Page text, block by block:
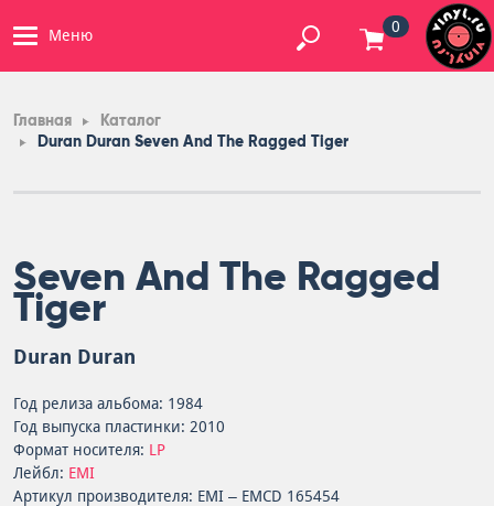
Меню 0
Главная
Каталог
Duran Duran Seven And The Ragged Tiger
Seven And The Ragged
Tiger
Duran Duran
Год релиза альбома: 1984
Год выпуска пластинки: 2010
Формат носителя: LP
Лейбл: EMI
Артикул производителя: EMI – EMCD 165454